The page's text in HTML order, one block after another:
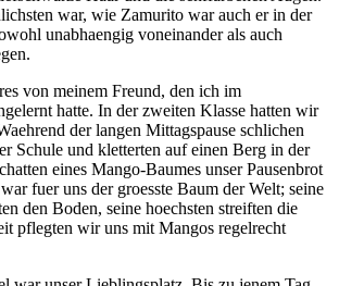
war, wie Zamurito war auch er in der
unabhaengig voneinander als auch
von meinem Freund, den ich im
hatte. In der zweiten Klasse hatten wir
der langen Mittagspause schlichen
Schule und kletterten auf einen Berg in der
eines Mango-Baumes unser Pausenbrot
fuer uns der groesste Baum der Welt; seine
den Boden, seine hoechsten streiften die
pflegten wir uns mit Mangos regelrecht